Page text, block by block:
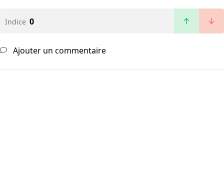
Indice 0
Ajouter un commentaire